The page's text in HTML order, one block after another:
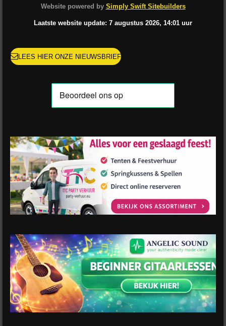
b
k
a
a
o
e
r
s
u
b
e
s
A
p
p
Website powered by Simply Swift Sitebuilders
Laatste website update: 7 augustus 2026, 14:01 uur
LEES HIER ONZE NIEUWSBRIEF